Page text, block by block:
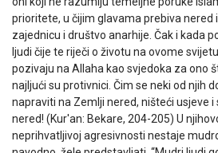
prioritete, u čijim glavama prebiva nered
zajednicu i društvo anarhije. Čak i kada
ljudi čije te riječi o životu na ovome
pozivaju na Allaha kao svjedoka za ono
najljući su protivnici. Čim se neki od njih
napraviti na Zemlji nered, ništeći usjeve i
nered! (Kur'an: Bekare, 204-205) U
neprihvatljivoj agresivnosti nestaje